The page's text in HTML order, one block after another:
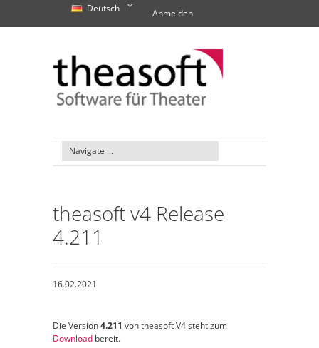
Deutsch Anmelden
theasoft v4 Release
4.211
16.02.2021
Die Version4.211 von theasoft V4 steht zum
Download bereit.